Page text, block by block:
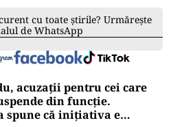
cu toate știrile? Urmărește
de WhatsApp
acuzații pentru cei care
din funcție.
spune că inițiativa e